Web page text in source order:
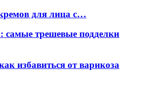
для лица с…
трешевые подделки
избавиться от варикоза